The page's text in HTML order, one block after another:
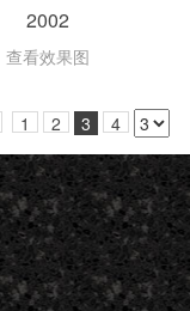
2002
查看效果图
1 2 3 4